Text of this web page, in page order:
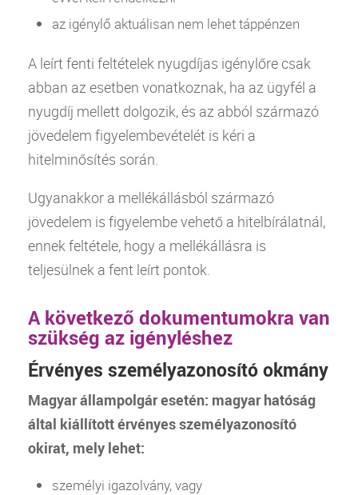
az igénylő aktuálisan nem lehet táppénzen
A leírt fenti feltételek nyugdíjas igénylőre csak
abban az esetben vonatkoznak, ha az ügyfél a
nyugdíj mellett dolgozik, és az abból származó
jövedelem figyelembevételét is kéri a
hitelminősítés során.
Ugyanakkor a mellékállásból származó
jövedelem is figyelembe vehető a hitelbírálatnál,
ennek feltétele, hogy a mellékállásra is
teljesülnek a fent leírt pontok.
A következő dokumentumokra van
szükség az igényléshez
Érvényes személyazonosító okmány
Magyar állampolgár esetén: magyar hatóság
által kiállított érvényes személyazonosító
okirat, mely lehet:
személyi igazolvány, vagy